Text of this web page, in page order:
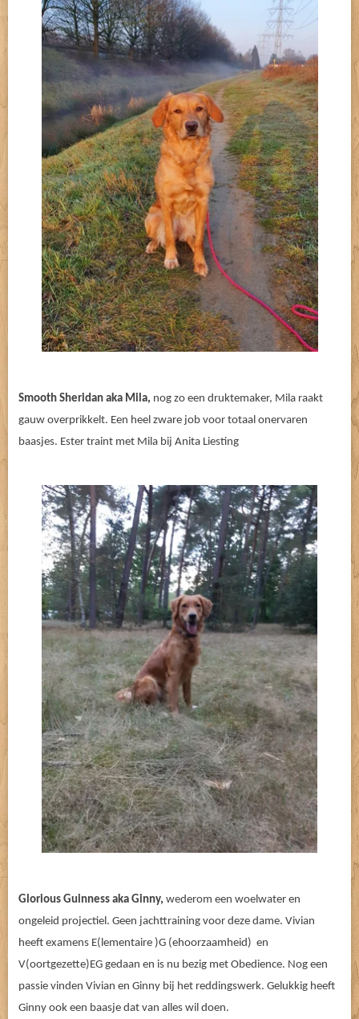
Smooth Sheridan aka Mila, nog zo een druktemaker, Mila raakt
gauw overprikkelt. Een heel zware job voor totaal onervaren
baasjes. Ester traint met Mila bij Anita Liesting
Glorious Guinness aka Ginny, wederom een woelwater en
ongeleid projectiel. Geen jachttraining voor deze dame. Vivian
heeft examens E(lementaire )G (ehoorzaamheid) en
V(oortgezette)EG gedaan en is nu bezig met Obedience. Nog een
passie vinden Vivian en Ginny bij het reddingswerk. Gelukkig heeft
Ginny ook een baasje dat van alles wil doen.